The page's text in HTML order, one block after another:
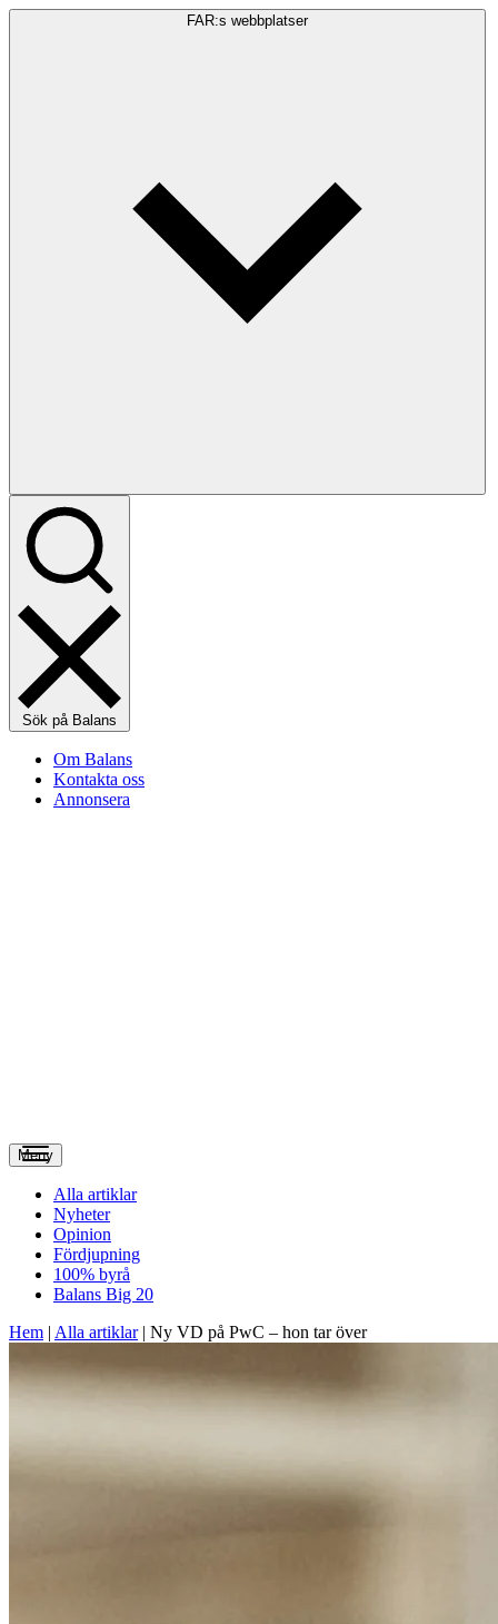
FAR:s webbplatser
Sök på Balans
Om Balans
Kontakta oss
Annonsera
Meny
Alla artiklar
Nyheter
Opinion
Fördjupning
100% byrå
Balans Big 20
Hem | Alla artiklar| Ny VD på PwC – hon tar över